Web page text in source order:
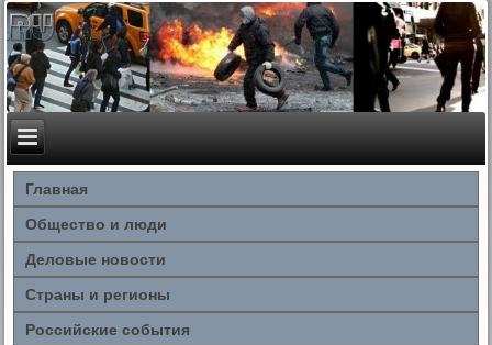
Главная
Общество и люди
Деловые новости
Страны и регионы
Российские события